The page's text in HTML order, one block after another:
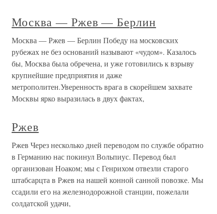
Москва — Ржев — Берлин
Москва — Ржев — Берлин Победу на московских
рубежах не без оснований называют «чудом». Казалось
бы, Москва была обречена, и уже готовились к взрыву
крупнейшие предприятия и даже
метрополитен.Уверенность врага в скорейшем захвате
Москвы ярко выразилась в двух фактах,
Ржев
Ржев Через несколько дней переводом по службе обратно
в Германию нас покинул Вольпиус. Перевод был
организован Ноаком; мы с Генрихом отвезли старого
штабсарцта в Ржев на нашей конной санной повозке. Мы
ссадили его на железнодорожной станции, пожелали
солдатской удачи,